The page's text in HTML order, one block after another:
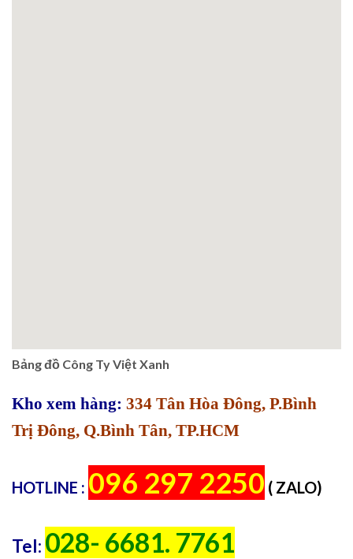
Bảng đồ Công Ty Việt Xanh
Kho xem hàng: 334 Tân Hòa Đông, P.Bình
Trị Đông, Q.Bình Tân, TP.HCM
HOTLINE : 096 297 2250 ( ZALO)
Tel: 028- 6681. 7761